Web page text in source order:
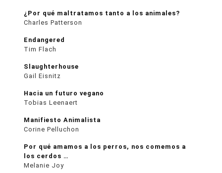
¿Por qué maltratamos tanto a los animales?
Charles Patterson
Endangered
Tim Flach
Slaughterhouse
Gail Eisnitz
Hacia un futuro vegano
Tobias Leenaert
Manifiesto Animalista
Corine Pelluchon
Por qué amamos a los perros, nos comemos a
los cerdos …
Melanie Joy